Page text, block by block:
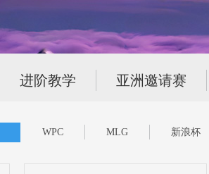
进阶教学 亚洲邀请赛
WPC MLG 新浪杯